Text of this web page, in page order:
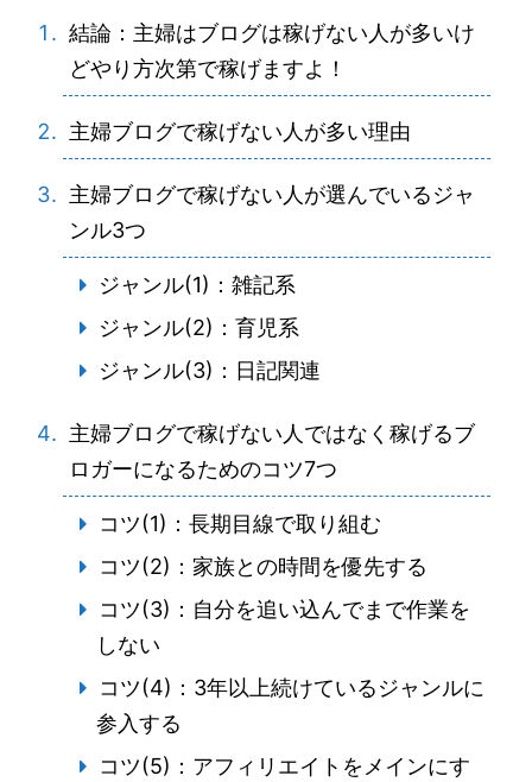
結論：主婦はブログは稼げない人が多いけ
どやり方次第で稼げますよ！
主婦ブログで稼げない人が多い理由
主婦ブログで稼げない人が選んでいるジャ
ンル3つ
ジャンル(1)：雑記系
ジャンル(2)：育児系
ジャンル(3)：日記関連
主婦ブログで稼げない人ではなく稼げるブ
ロガーになるためのコツ7つ
コツ(1)：長期目線で取り組む
コツ(2)：家族との時間を優先する
コツ(3)：自分を追い込んでまで作業を
しない
コツ(4)：3年以上続けているジャンルに
参入する
コツ(5)：アフィリエイトをメインにす